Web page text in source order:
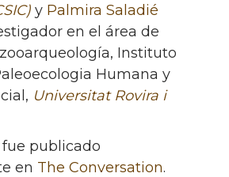
y Palmira Saladié
en el área de
Instituto
Humana y
Universitat Rovira i
publicado
en The Conversation.